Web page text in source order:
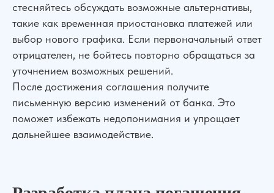
стесняйтесь обсуждать возможные альтернативы,
такие как временная приостановка платежей или
выбор нового графика. Если первоначальный ответ
отрицателен, не бойтесь повторно обращаться за
уточнением возможных решений.
После достижения соглашения получите
письменную версию изменений от банка. Это
поможет избежать недопонимания и упрощает
дальнейшее взаимодействие.